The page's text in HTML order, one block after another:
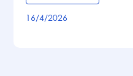
16/4/2026